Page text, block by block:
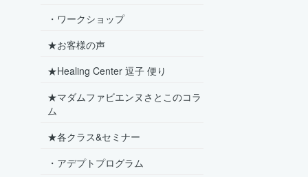
・ワークショップ
★お客様の声
★Healing Center 逗子 便り
★マダムファビエンヌさとこのコラ
ム
★各クラス&セミナー
・アデプトプログラム